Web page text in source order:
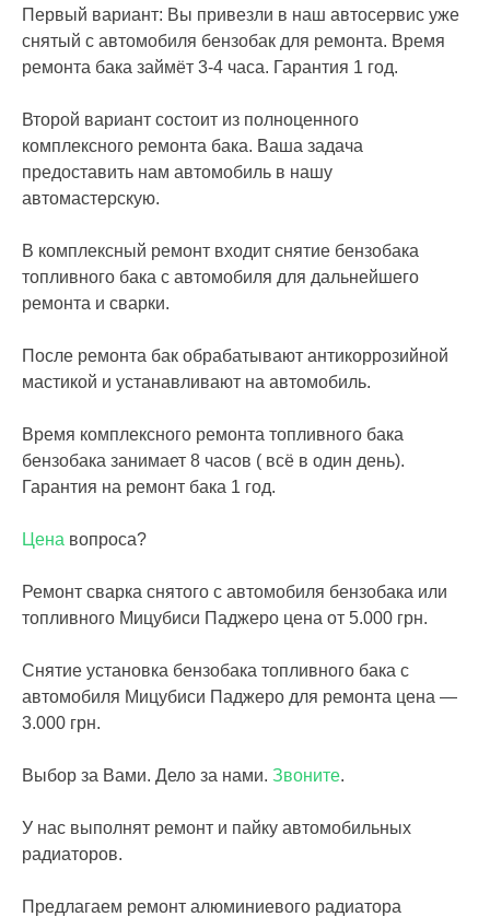
Первый вариант: Вы привезли в наш автосервис уже
снятый с автомобиля бензобак для ремонта. Время
ремонта бака займёт 3-4 часа. Гарантия 1 год.
Второй вариант состоит из полноценного
комплексного ремонта бака. Ваша задача
предоставить нам автомобиль в нашу
автомастерскую.
В комплексный ремонт входит снятие бензобака
топливного бака с автомобиля для дальнейшего
ремонта и сварки.
После ремонта бак обрабатывают антикоррозийной
мастикой и устанавливают на автомобиль.
Время комплексного ремонта топливного бака
бензобака занимает 8 часов ( всё в один день).
Гарантия на ремонт бака 1 год.
Цена вопроса?
Ремонт сварка снятого с автомобиля бензобака или
топливного Мицубиси Паджеро цена от 5.000 грн.
Снятие установка бензобака топливного бака с
автомобиля Мицубиси Паджеро для ремонта цена —
3.000 грн.
Выбор за Вами. Дело за нами. Звоните.
У нас выполнят ремонт и пайку автомобильных
радиаторов.
Предлагаем ремонт алюминиевого радиатора